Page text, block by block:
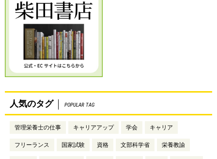
人気のタグ POPULAR TAG
管理栄養士の仕事 キャリアアップ 学会 キャリア
フリーランス 国家試験 資格 文部科学省 栄養教諭